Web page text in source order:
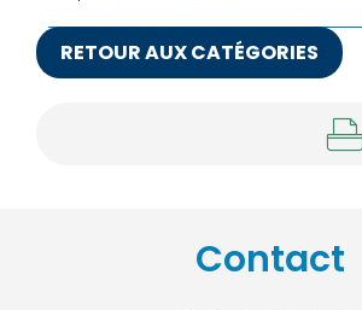
RETOUR AUX CATÉGORIES
Contact